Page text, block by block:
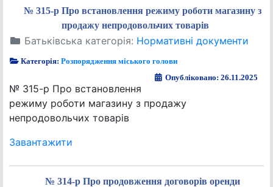
№ 315-р Про встановлення режиму роботи магазину з
продажу непродовольчих товарів
Батьківська категорія: Нормативні документи
Категорія:Розпорядження міського голови
Опубліковано: 26.11.2025
№ 315-р Про встановлення
режиму роботи магазину з продажу
непродовольчих товарів
Завантажити
№ 314-р Про продовження договорів оренди